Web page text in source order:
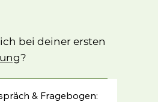
bei deiner ersten
?
& Fragebogen: